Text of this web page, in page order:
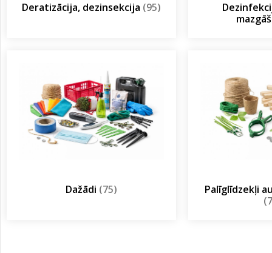
Deratizācija, dezinsekcija (95)
Dažādi (75)
Palīglīdzekļi